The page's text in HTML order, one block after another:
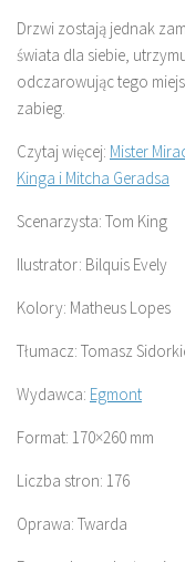
Drzwi zostają jednak
świata dla siebie,
odczarowując tego
zabieg.
Czytaj więcej: Mister
Kinga i Mitcha Geradsa
Scenarzysta: Tom King
Ilustrator: Bilquis Evely
Kolory: Matheus Lopes
Tłumacz: Tomasz
Wydawca: Egmont
Format: 170×260 mm
Liczba stron: 176
Oprawa: Twarda